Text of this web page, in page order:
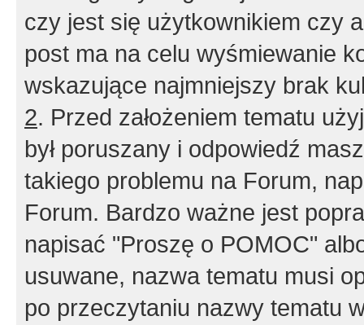
czy jest się użytkownikiem czy
post ma na celu wyśmiewanie
wskazujące najmniejszy brak
2. Przed założeniem tematu
był poruszany i odpowiedź
takiego problemu na Forum,
Forum. Bardzo ważne jest
napisać "Proszę o POMOC"
usuwane, nazwa tematu musi
po przeczytaniu nazwy tematu